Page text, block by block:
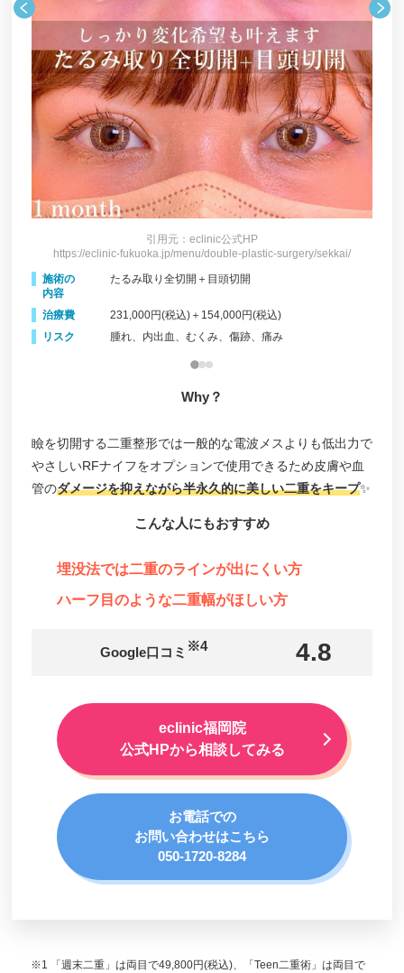
引用元：eclinic公式HP
https://eclinic-fukuoka.jp/menu/double-plastic-surgery/sekkai/
施術の
内容
たるみ取り全切開＋目頭切開
治療費
231,000円(税込)＋154,000円(税込)
リスク
腫れ、内出血、むくみ、傷跡、痛み
Why？
瞼を切開する二重整形では一般的な電波メスよりも低出力で
やさしいRFナイフをオプションで使用できるため皮膚や血
管のダメージを抑えながら半永久的に美しい二重をキープ✨
こんな人にもおすすめ
埋没法では二重のラインが出にくい方
ハーフ目のような二重幅がほしい方
Google口コミ ※4 4.8
eclinic福岡院
公式HPから相談してみる
お電話での
お問い合わせはこちら
050-1720-8284
※1 「週末二重」は両目で49,800円(税込)、「Teen二重術」は両目で